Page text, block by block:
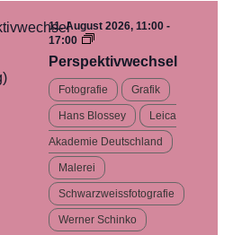
11. August 2026, 11:00 -
17:00
Perspektivwechsel…
Ausstellung
Perspektivwechsel
Fotografie Grafik
Hans Blossey Leica
Akademie Deutschland
Malerei
Schwarzweissfotografie
Werner Schinko